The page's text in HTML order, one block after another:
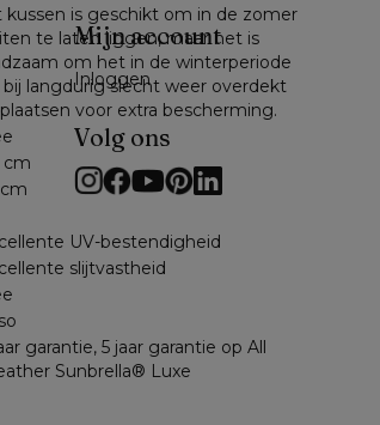
kussen is geschikt om in de zomer
te laten liggen, maar het is
om het in de winterperiode
bij langdurig slecht weer overdekt
voor extra bescherming.
cm
UV-bestendigheid
slijtvastheid
garantie, 5 jaar garantie op All
Sunbrella® Luxe
Mijn account
Inloggen
Volg ons